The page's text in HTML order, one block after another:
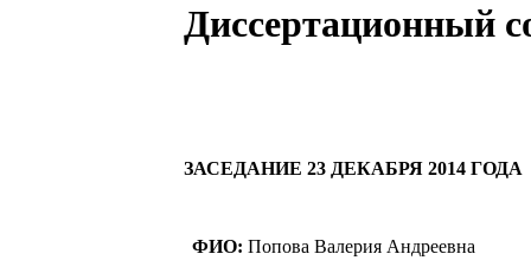
Диссертационный
ЗАСЕДАНИЕ 23 ДЕКАБРЯ 2014 ГОДА
ФИО: Попова Валерия Андреевна